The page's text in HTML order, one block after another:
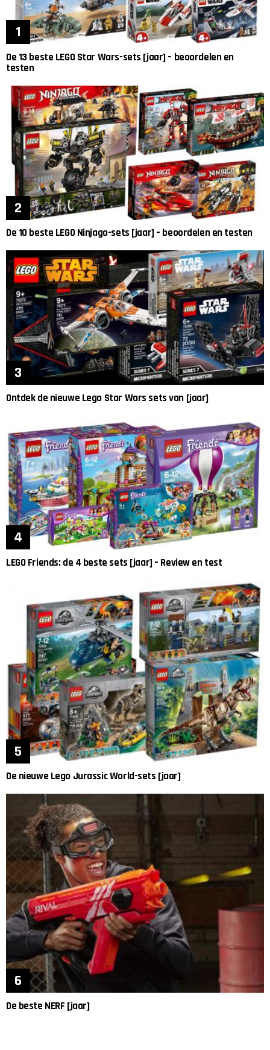
De 13 beste LEGO Star Wars-sets [jaar] – beoordelen en
testen
De 10 beste LEGO Ninjago-sets [jaar] – beoordelen en testen
Ontdek de nieuwe Lego Star Wars sets van [jaar]
LEGO Friends: de 4 beste sets [jaar] – Review en test
De nieuwe Lego Jurassic World-sets [jaar]
De beste NERF [jaar]